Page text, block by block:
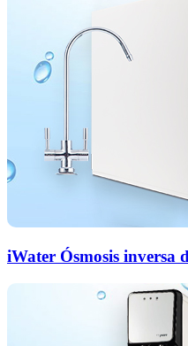
iWater Ósmosis inversa